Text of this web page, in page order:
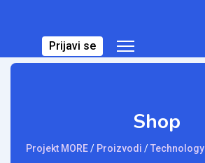
Prijavi se
Shop
Projekt MORE/ Proizvodi /Technology